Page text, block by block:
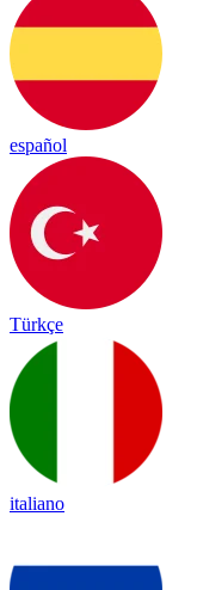
español
Türkçe
italiano